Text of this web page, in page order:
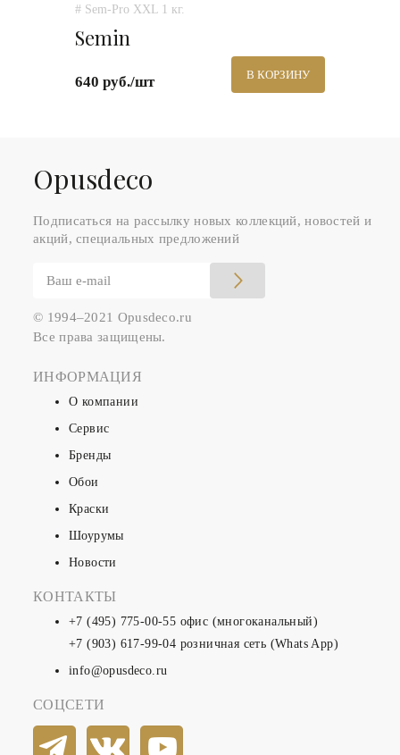
# Sem-Pro XXL 1 кг.
Semin
640 руб./шт В КОРЗИНУ
Оpusdeco
Подписаться на рассылку новых коллекций, новостей и
акций, специальных предложений
© 1994–2021 Opusdeco.ru
Все права защищены.
ИНФОРМАЦИЯ
О компании
Сервис
Бренды
Обои
Краски
Шоурумы
Новости
КОНТАКТЫ
+7 (495) 775-00-55 офис (многоканальный)
+7 (903) 617-99-04 розничная сеть (Whats App)
info@opusdeco.ru
СОЦСЕТИ